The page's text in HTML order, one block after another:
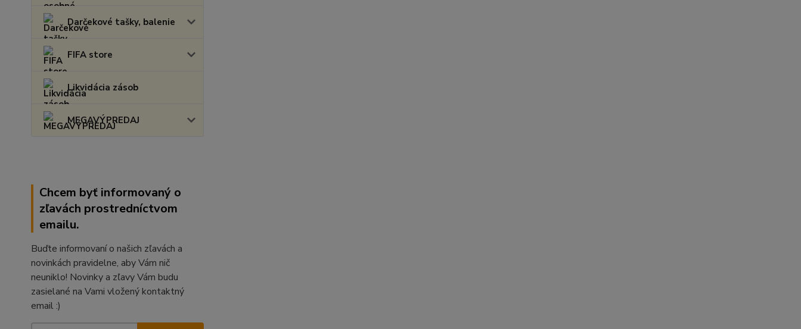
Darčekové tašky, balenie
FIFA store
Likvidácia zásob
MEGAVÝPREDAJ
Chcem byť informovaný o
zľavách prostredníctvom
emailu.
Buďte informovaní o našich zľavách a
novinkách pravidelne, aby Vám nič
neuniklo! Novinky a zľavy Vám budu
zasielané na Vami vložený kontaktný
email :)